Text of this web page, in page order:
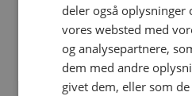
DET SKER
deler også oplysninger
vores websted med
og analysepartnere,
dem med andre
givet dem, eller som